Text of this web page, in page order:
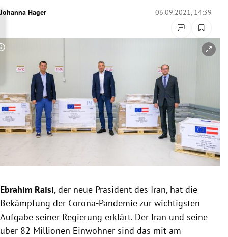
Untermenü
Untermenü
Untermenü
Untermenü
Untermenü
Untermenü
Johanna Hager 06.09.2021, 14:39
Copyright-Hinweis öffnen/schließen
Ebrahim Raisi, der neue Präsident des Iran, hat die
Bekämpfung der Corona-Pandemie zur wichtigsten
Aufgabe seiner Regierung erklärt. Der Iran und seine
über 82 Millionen Einwohner sind das mit am